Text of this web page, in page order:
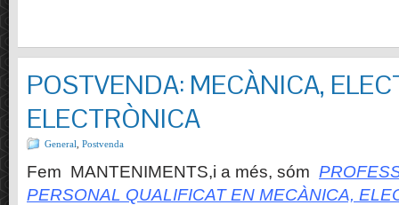
POSTVENDA: MECÀNICA,
ELECTRÒNICA
General Postvenda
Fem MANTENIMENTS,i a més, sóm
PERSONAL QUALIFICAT EN MECÀNICA,